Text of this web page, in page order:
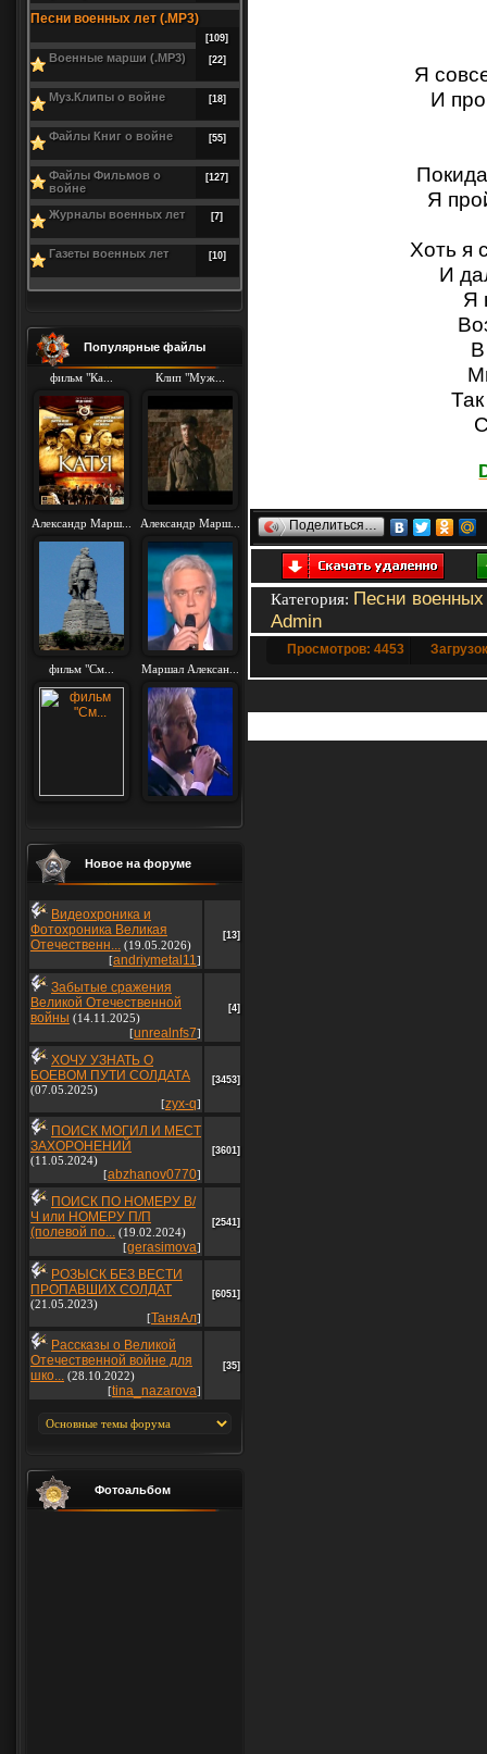
Песни военных лет (.MP3)
[109]
Военные марши (.MP3) [22]
Муз.Клипы о войне [18]
Файлы Книг о войне [55]
Файлы Фильмов о
войне
[127]
Журналы военных лет [7]
Газеты военных лет [10]
Популярные файлы
фильм "Ка... Клип "Муж...
Александр Марш... Александр Марш...
фильм "См... Маршал Алексан...
Новое на форуме
Видеохроника и
Фотохроника Великая
Отечественн... (19.05.2026)
[andriymetal11]
[13]
Забытые сражения
Великой Отечественной
войны (14.11.2025)
[unrealnfs7]
[4]
ХОЧУ УЗНАТЬ О
БОЕВОМ ПУТИ СОЛДАТА
(07.05.2025)
[zyx-q]
[3453]
ПОИСК МОГИЛ И МЕСТ
ЗАХОРОНЕНИЙ
(11.05.2024)
[abzhanov0770]
[3601]
ПОИСК ПО НОМЕРУ В/
Ч или НОМЕРУ П/П
(полевой по... (19.02.2024)
[gerasimova]
[2541]
РОЗЫСК БЕЗ ВЕСТИ
ПРОПАВШИХ СОЛДАТ
(21.05.2023)
[ТаняАл]
[6051]
Рассказы о Великой
Отечественной войне для
шко... (28.10.2022)
[tina_nazarova]
[35]
Фотоальбом
Я
И
Я
Хоть я
И
Я
Поделиться…
Категория: Песни
Admin
Просмотров: 4453